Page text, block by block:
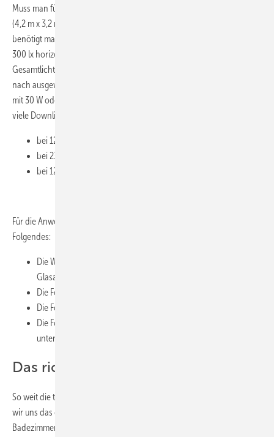
Muss man für ein fiktives Bad mit einer Grundfläche von 13,4 m²
(4,2 m x 3,2 m) die notwendige Anzahl an Downlights berechnen, so
benötigt man für eine gleichmäßige Grundbeleuchtungsstärke von
300 lx horizontal in 75 cm Höhe laut Überschlagsformel einen
Gesamtlichtstrom von 4020 lumen (300 lx x 13,4 m² = 4020 lm). Je
nach ausgewähltem Typ (12-V-Halogen mit 35 W oder 230-V-Halogen
mit 30 W oder 12-V-LED-Retrofit mit 3,5 W) werden unterschiedlich
viele Downlights benötigt:
bei 12-V-Halogen mit 35 W und 630 lm ca. sechs bis sieben
bei 230-V-Halogen mit 30 W und 200 lm ca. 20
bei 12-V-LED-Retrofit mit 3,5 W und 210 lm ca. 19
Für die Anwendung dieser Überschlagsformel gilt allerdings
Folgendes:
Die Werte gelten alle nur für das nackte Leuchtmittel (also ohne
Glasabdeckung).
Die Formel gilt nur für normale Raumhöhen.
Die Formel gilt nur für helle, wei&szlig;e Raumflächen.
Die Formel gilt nur für Leuchten bzw. Leuchtmittel, die nach
unten strahlen.
Das richtige Licht im Bad
So weit die theoretischen Grundlagen. Im nächsten Schritt schauen
wir uns das ganz konkrete Vorgehen bei der Planung an. Denn im
Badezimmer beginnt und endet der Tag des Menschen. Das bedeutet,